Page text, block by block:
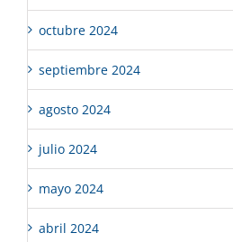
octubre 2024
septiembre 2024
agosto 2024
julio 2024
mayo 2024
abril 2024